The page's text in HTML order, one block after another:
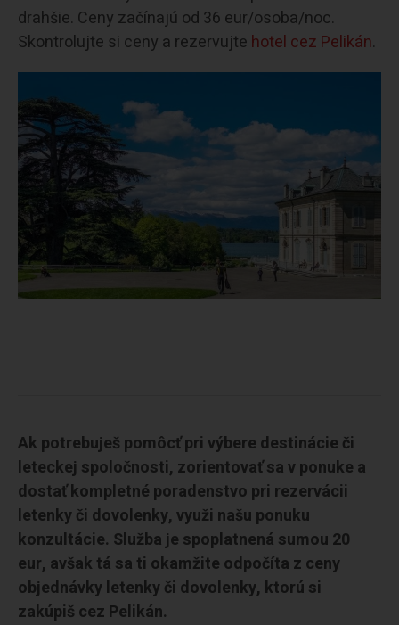
drahšie. Ceny začínajú od 36 eur/osoba/noc.
Skontrolujte si ceny a rezervujte hotel cez Pelikán.
Ak potrebuješ pomôcť pri výbere destinácie či
leteckej spoločnosti, zorientovať sa v ponuke a
dostať kompletné poradenstvo pri rezervácii
letenky či dovolenky, využi našu ponuku
konzultácie. Služba je spoplatnená sumou 20
eur, avšak tá sa ti okamžite odpočíta z ceny
objednávky letenky či dovolenky, ktorú si
zakúpiš cez Pelikán.